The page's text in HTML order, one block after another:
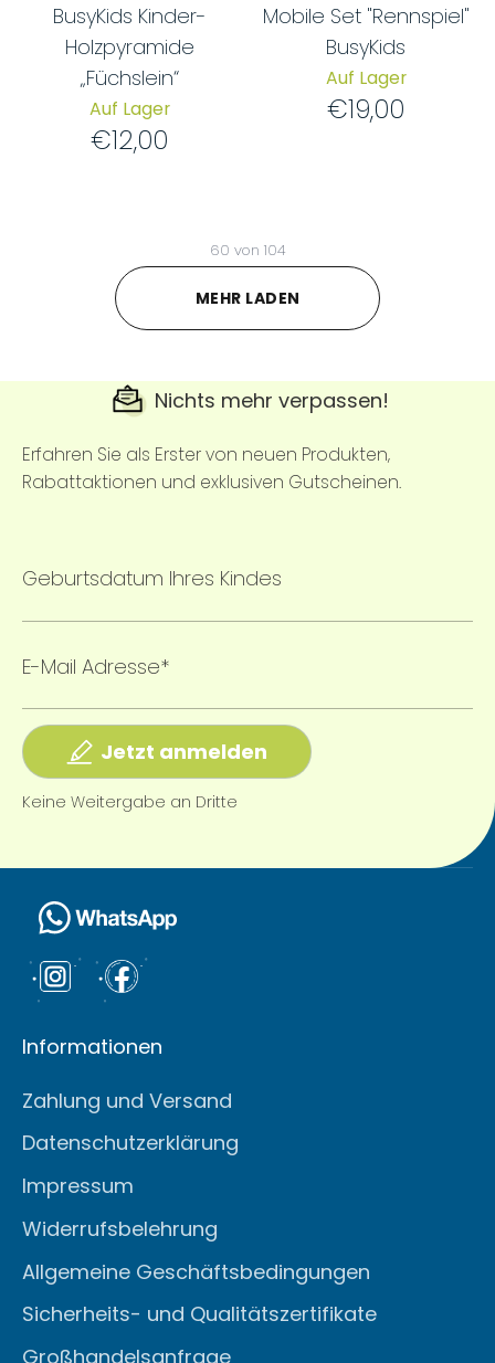
BusyKids Kinder-
Holzpyramide
„Füchslein“
Auf Lager
€12,00
Mobile Set "Rennspiel"
BusyKids
Auf Lager
€19,00
60 von 104
MEHR LADEN
Nichts mehr verpassen!
Erfahren Sie als Erster von neuen Produkten,
Rabattaktionen und exklusiven Gutscheinen.
Geburtsdatum Ihres Kindes
E-Mail Adresse*
Jetzt anmelden
Keine Weitergabe an Dritte
Informationen
Zahlung und Versand
Datenschutzerklärung
Impressum
Widerrufsbelehrung
Allgemeine Geschäftsbedingungen
Sicherheits- und Qualitätszertifikate
Großhandelsanfrage